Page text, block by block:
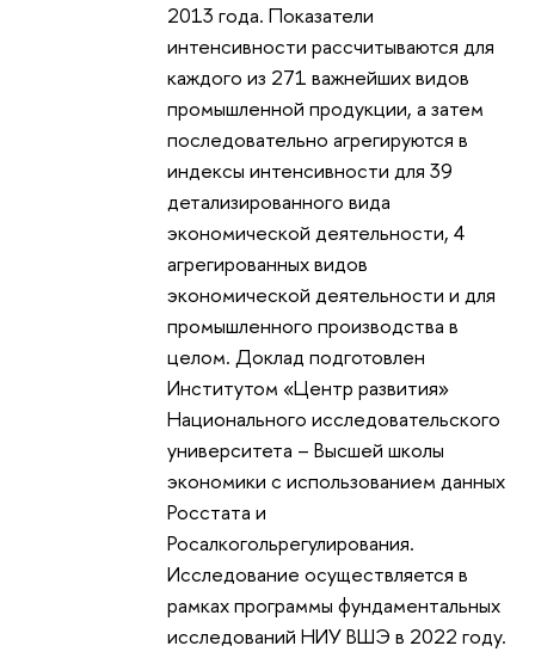
2013 года. Показатели
интенсивности рассчитываются для
каждого из 271 важнейших видов
промышленной продукции, а затем
последовательно агрегируются в
индексы интенсивности для 39
детализированного вида
экономической деятельности, 4
агрегированных видов
экономической деятельности и для
промышленного производства в
целом. Доклад подготовлен
Институтом «Центр развития»
Национального исследовательского
университета – Высшей школы
экономики с использованием данных
Росстата и
Росалкогольрегулирования.
Исследование осуществляется в
рамках программы фундаментальных
исследований НИУ ВШЭ в 2022 году.